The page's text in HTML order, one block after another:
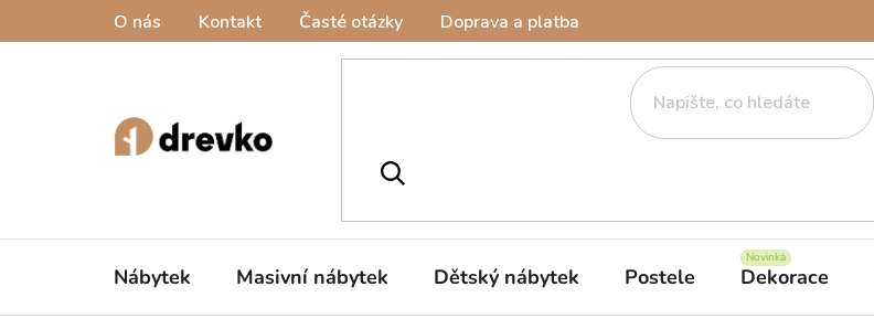
O nás Kontakt Časté otázky Doprava a platba
Nábytek Masivní nábytek Dětský nábytek Postele Dekorace